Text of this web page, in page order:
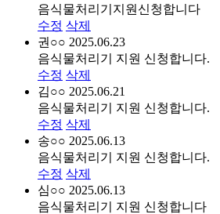
음식물처리기지원신청합니다
수정 삭제
권○○ 2025.06.23
음식물처리기 지원 신청합니다.
수정 삭제
김○○ 2025.06.21
음식물처리기 지원 신청합니다.
수정 삭제
송○○ 2025.06.13
음식물처리기 지원 신청합니다.
수정 삭제
심○○ 2025.06.13
음식물처리기 지원 신청합니다